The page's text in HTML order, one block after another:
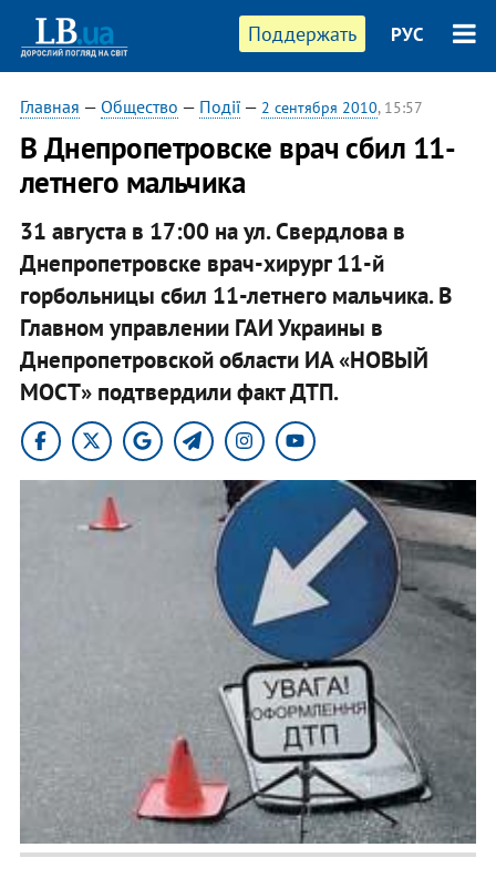
Поддержать РУС
Главная — Общество — Події— 2 сентября 2010, 15:57
В Днепропетровске врач сбил 11-
летнего мальчика
31 августа в 17:00 на ул. Свердлова в
Днепропетровске врач-хирург 11-й
горбольницы сбил 11-летнего мальчика. В
Главном управлении ГАИ Украины в
Днепропетровской области ИА «НОВЫЙ
МОСТ» подтвердили факт ДТП.